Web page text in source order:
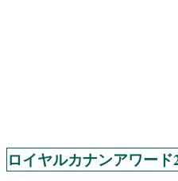
ロイヤルカナンアワード